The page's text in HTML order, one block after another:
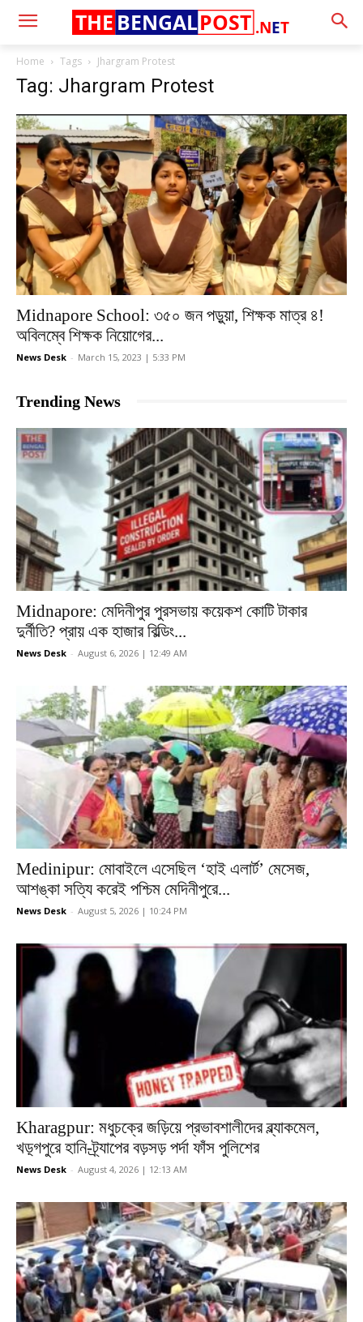
.NET
THE BENGALPOST
Home Tags Jhargram Protest
Tag: Jhargram Protest
Midnapore School: ৩৫০ জন পড়ুয়া, শিক্ষক মাত্র ৪!
অবিলম্বে শিক্ষক নিয়োগের...
News Desk - March 15, 2023 | 5:33 PM
Trending News
Midnapore: মেদিনীপুর পুরসভায় কয়েকশ কোটি টাকার
দুর্নীতি? প্রায় এক হাজার বিল্ডিং...
News Desk - August 6, 2026 | 12:49 AM
Medinipur: মোবাইলে এসেছিল ‘হাই এলার্ট’ মেসেজ,
আশঙ্কা সত্যি করেই পশ্চিম মেদিনীপুরে...
News Desk - August 5, 2026 | 10:24 PM
Kharagpur: মধুচক্রে জড়িয়ে প্রভাবশালীদের ব্ল্যাকমেল,
খড়্গপুরে হানি-ট্র্যাপের বড়সড় পর্দা ফাঁস পুলিশের
News Desk - August 4, 2026 | 12:13 AM